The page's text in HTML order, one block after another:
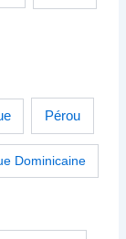
Pérou
Dominicaine